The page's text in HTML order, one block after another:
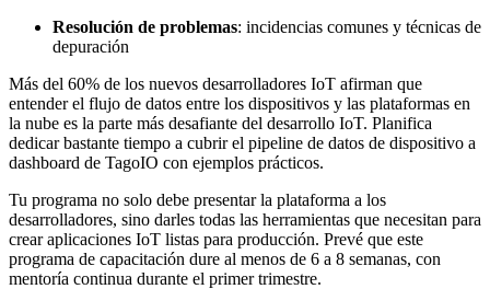
Resolución de problemas: incidencias comunes y técnicas de
depuración
Más del 60% de los nuevos desarrolladores IoT afirman que
entender el flujo de datos entre los dispositivos y las plataformas en
la nube es la parte más desafiante del desarrollo IoT. Planifica
dedicar bastante tiempo a cubrir el pipeline de datos de dispositivo a
dashboard de TagoIO con ejemplos prácticos.
Tu programa no solo debe presentar la plataforma a los
desarrolladores, sino darles todas las herramientas que necesitan para
crear aplicaciones IoT listas para producción. Prevé que este
programa de capacitación dure al menos de 6 a 8 semanas, con
mentoría continua durante el primer trimestre.